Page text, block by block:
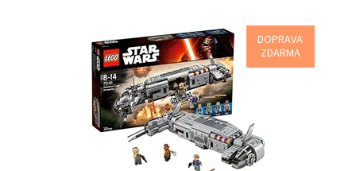
DOPRAVA
ZDARMA
Dovez princeznu Leiu, admirála Ackbara a vojáky Odporu
do bitvy v tomto výkonném vojenském transportu
Dostupnost:
Skladem1
2362
LEGO